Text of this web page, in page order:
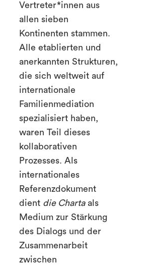
Vertreter*innen aus
allen sieben
Kontinenten stammen.
Alle etablierten und
anerkannten Strukturen,
die sich weltweit auf
internationale
Familienmediation
spezialisiert haben,
waren Teil dieses
kollaborativen
Prozesses. Als
internationales
Referenzdokument
dient die Chartaals
Medium zur Stärkung
des Dialogs und der
Zusammenarbeit
zwischen